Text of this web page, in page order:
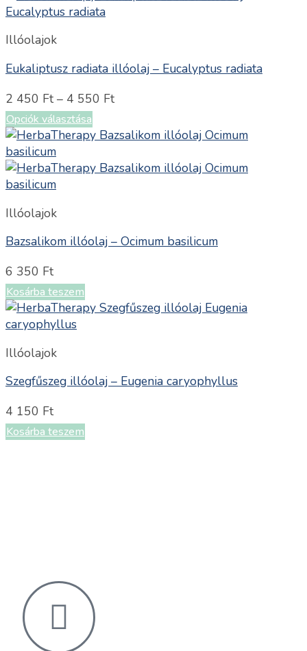
Illóolajok
Eukaliptusz radiata illóolaj – Eucalyptus radiata
2 450 Ft – 4 550 Ft
Opciók választása
Illóolajok
Bazsalikom illóolaj – Ocimum basilicum
6 350 Ft
Kosárba teszem
Illóolajok
Szegfűszeg illóolaj – Eugenia caryophyllus
4 150 Ft
Kosárba teszem